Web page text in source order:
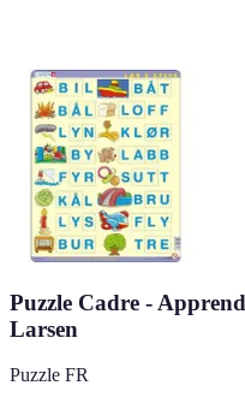
Puzzle Cadre -
Larsen
Puzzle FR